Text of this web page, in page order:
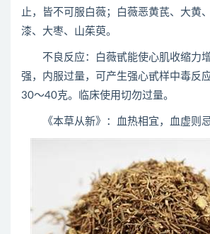
止，皆不可服白薇；白薇恶黄芪、大黄
漆、大枣、山茱萸。
不良反应：白薇甙能使心肌收缩力
强，内服过量，可产生强心甙样中毒反
30～40克。临床使用切勿过量。
《本草从新》：血热相宜，血虚则忌